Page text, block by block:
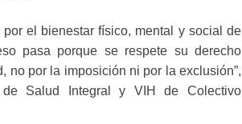
el bienestar físico, mental y social de
pasa porque se respete su derecho
no por la imposición ni por la exclusión”,
de Salud Integral y VIH de Colectivo